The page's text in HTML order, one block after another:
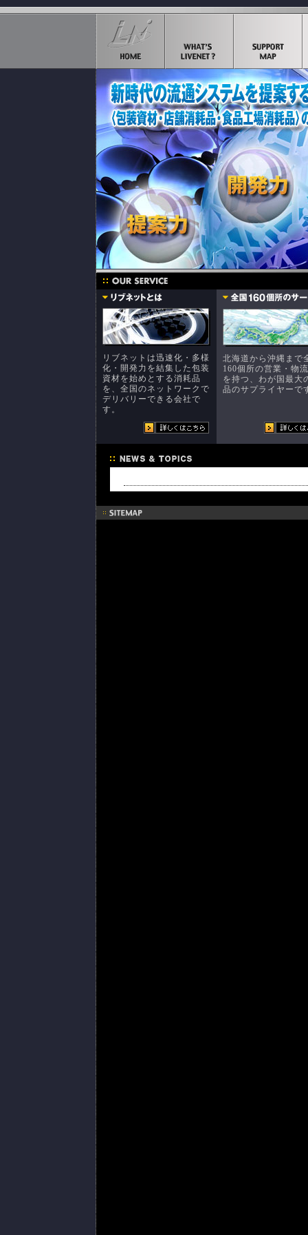
リブネットは迅速化・多様
化・開発力を結集した包装
資材を始めとする消耗品
を、全国のネットワークで
デリバリーできる会社で
す。
北海道から沖縄まで
160個所の営業・物
を持つ、わが国最大
品のサプライヤーで